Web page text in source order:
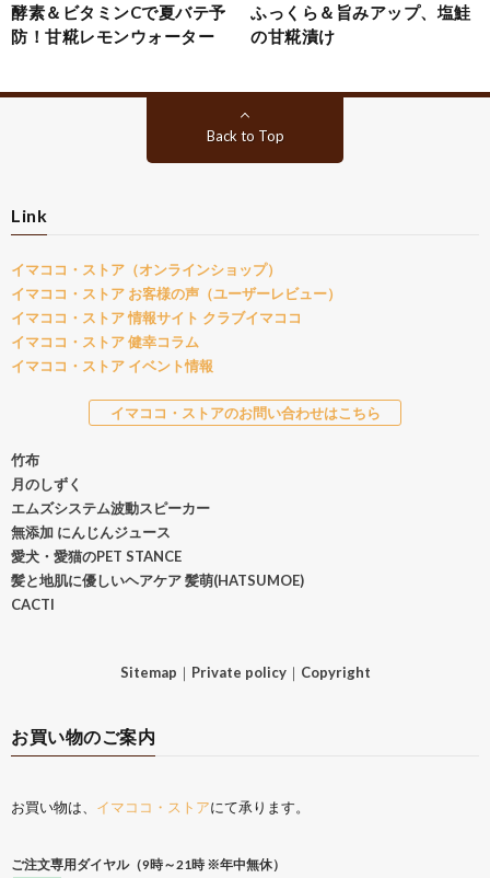
酵素＆ビタミンCで夏バテ予
防！甘糀レモンウォーター
ふっくら＆旨みアップ、塩鮭
の甘糀漬け
Back to Top
Link
イマココ・ストア（オンラインショップ）
イマココ・ストア お客様の声（ユーザーレビュー）
イマココ・ストア 情報サイト クラブイマココ
イマココ・ストア 健幸コラム
イマココ・ストア イベント情報
イマココ・ストアのお問い合わせはこちら
竹布
月のしずく
エムズシステム波動スピーカー
無添加 にんじんジュース
愛犬・愛猫のPET STANCE
髪と地肌に優しいヘアケア 髪萌(HATSUMOE)
CACTI
Sitemap ｜ Private policy｜ Copyright
お買い物のご案内
お買い物は、 イマココ・ストアにて承ります。
ご注文専用ダイヤル（9時～21時 ※年中無休）